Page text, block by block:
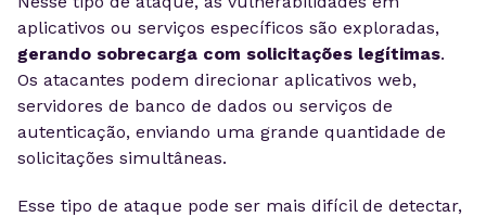
aplicativos ou serviços específicos são exploradas,
gerando sobrecarga com solicitações legítimas.
Os atacantes podem direcionar aplicativos web,
servidores de banco de dados ou serviços de
autenticação, enviando uma grande quantidade de
solicitações simultâneas.
Esse tipo de ataque pode ser mais difícil de detectar,